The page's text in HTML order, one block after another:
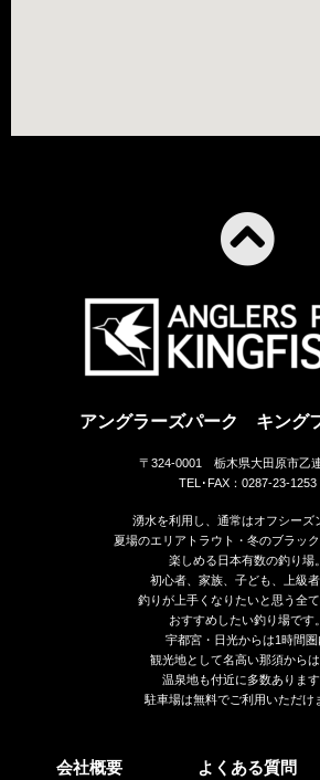
アングラーズパーク キング
〒324-0001 栃木県大田原市乙
TEL･FAX：0287-23-1253
湧水を利用し、通常はオフシーズ
夏場のエリアトラウト・冬のブラッ
楽しめる日本有数の釣り場。
初心者、家族、子ども、上級
釣りが上手くなりたいと思う全
おすすめしたい釣り場です。
宇都宮・日光からは1時間圏
観光地として名高い那須から
温泉地も付近に多数あります
駐車場は無料でご利用いただけ
会社概要 よくある質問